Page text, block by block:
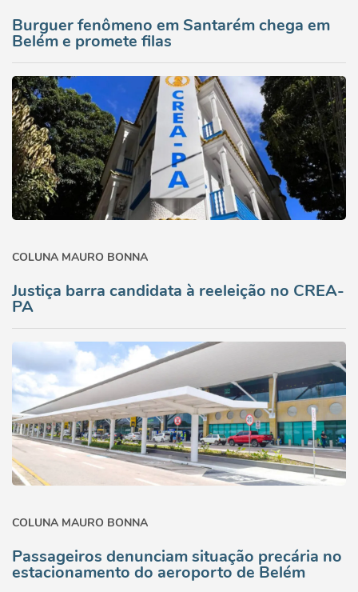
Burguer fenômeno em Santarém chega em
Belém e promete filas
COLUNA MAURO BONNA
Justiça barra candidata à reeleição no CREA-
PA
COLUNA MAURO BONNA
Passageiros denunciam situação precária no
estacionamento do aeroporto de Belém